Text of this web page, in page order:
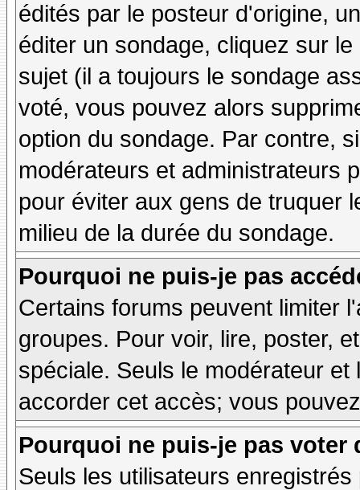
édités par le posteur d'origine,
éditer un sondage, cliquez sur
sujet (il a toujours le sondage
voté, vous pouvez alors
option du sondage. Par contre,
modérateurs et administrateurs
pour éviter aux gens de truquer
milieu de la durée du sondage.
Pourquoi ne puis-je pas
Certains forums peuvent limiter
groupes. Pour voir, lire, poster,
spéciale. Seuls le modérateur
accorder cet accès; vous
Pourquoi ne puis-je pas voter
Seuls les utilisateurs